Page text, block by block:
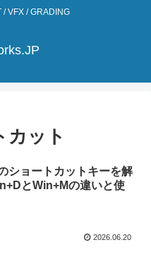
/ VFX / GRADING
カット
ショートカットキーを解
とWin+Mの違いと使
2026.06.20